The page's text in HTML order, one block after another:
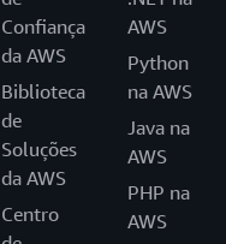
Confiança
da AWS
Biblioteca
de
Soluções
da AWS
Centro
AWS
Python
na AWS
Java na
AWS
PHP na
AWS